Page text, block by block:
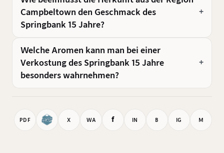
Campbeltown den Geschmack des
Springbank 15 Jahre?
Welche Aromen kann man bei einer
Verkostung des Springbank 15 Jahre
besonders wahrnehmen?
PDF X WA f IN B IG M